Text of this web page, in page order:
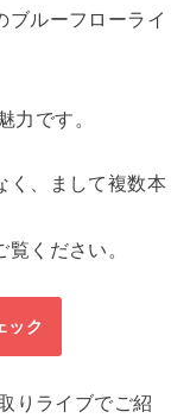
ルーフローライ
力です。
く、まして複数本
ください。
ック
りライブでご紹